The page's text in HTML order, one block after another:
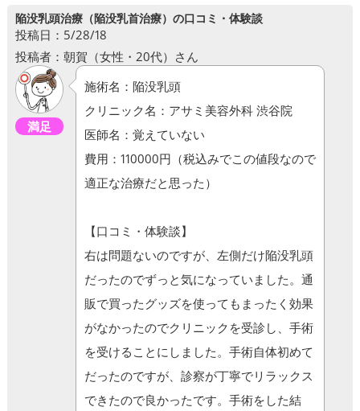
陥没乳頭治療（陥没乳首治療）の口コミ・体験談
投稿日：5/28/18
投稿者：朝賀（女性・20代）さん
満足
施術名：陥没乳頭
クリニック名：アサミ美容外科 渋谷院
医師名：覚えていない
費用：110000円（税込みでこの値段なので
適正な治療だと思った）
【口コミ・体験談】
右は問題ないのですが、左側だけ陥没乳頭
だったのでずっと気になっていました。通
販で買ったグッズを使ってもまったく効果
がなかったのでクリニックを受診し、手術
を受けることにしました。手術自体初めて
だったのですが、診察が丁寧でリラックス
できたので良かったです。手術をした結